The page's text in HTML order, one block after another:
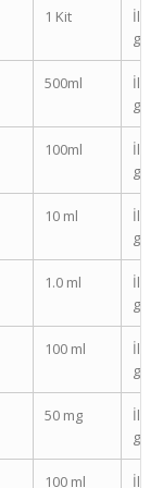
1 Kit
500ml
100ml
10 ml
1.0 ml
100 ml
50 mg
100 ml